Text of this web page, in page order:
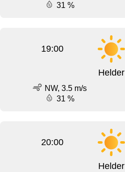
31 %
19:00
Helder
NW, 3.5 m/s
31 %
20:00
Helder